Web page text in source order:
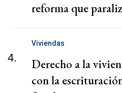
reforma que
4.
Viviendas
Derecho a la
con la